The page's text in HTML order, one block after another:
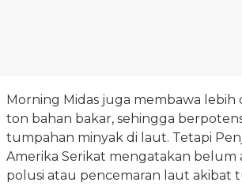
Morning Midas juga membawa lebih
ton bahan bakar, sehingga
tumpahan minyak di laut. Tetapi
Amerika Serikat mengatakan belum
polusi atau pencemaran laut akibat